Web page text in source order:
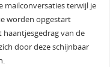
mailconversaties terwijl je
worden opgestart
van de
door deze schijnbaar